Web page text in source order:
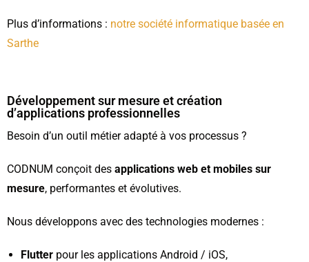
Plus d’informations : notre société informatique basée en
Sarthe
Développement sur mesure et création
d’applications professionnelles
Besoin d’un outil métier adapté à vos processus ?
CODNUM conçoit des applications web et mobiles sur
mesure, performantes et évolutives.
Nous développons avec des technologies modernes :
Flutter pour les applications Android / iOS,